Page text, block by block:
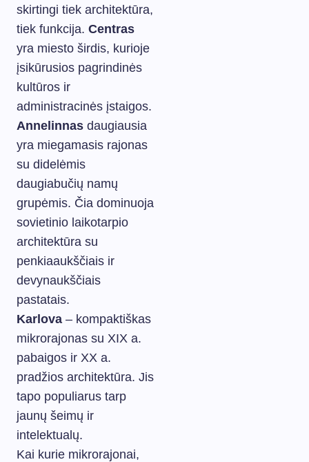
skirtingi tiek architektūra,
tiek funkcija. Centras
yra miesto širdis, kurioje
įsikūrusios pagrindinės
kultūros ir
administracinės įstaigos.
Annelinnas daugiausia
yra miegamasis rajonas
su didelėmis
daugiabučių namų
grupėmis. Čia dominuoja
sovietinio laikotarpio
architektūra su
penkiaaukščiais ir
devynaukščiais
pastatais.
Karlova – kompaktiškas
mikrorajonas su XIX a.
pabaigos ir XX a.
pradžios architektūra. Jis
tapo populiarus tarp
jaunų šeimų ir
intelektualų.
Kai kurie mikrorajonai,